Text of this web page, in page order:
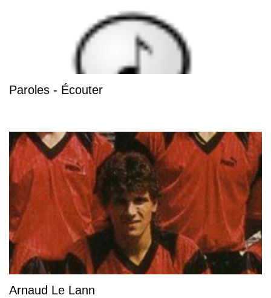
Paroles - Écouter
Arnaud Le Lann